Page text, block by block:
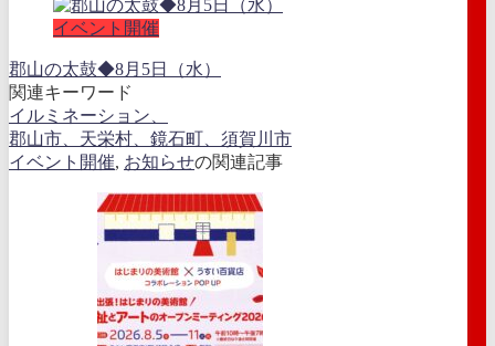
イベント開催
郡山の太鼓◆8月5日（水）
関連キーワード
イルミネーション、
郡山市、天栄村、鏡石町、須賀川市
イベント開催, お知らせの関連記事